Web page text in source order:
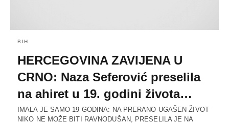
BIH
HERCEGOVINA ZAVIJENA U
CRNO: Naza Seferović preselila
na ahiret u 19. godini života…
IMALA JE SAMO 19 GODINA: NA PRERANO UGAŠEN ŽIVOT
NIKO NE MOŽE BITI RAVNODUŠAN, PRESELILA JE NA